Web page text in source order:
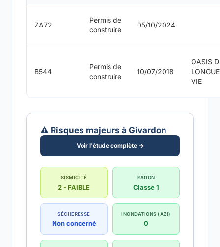
ZA72
Permis de
construire
05/10/2024
B544
Permis de
construire
10/07/2018
OASIS
LONGUE
VIE
⚠️ Risques majeurs à Givardon
Voir l'étude complète →
SISMICITÉ
2 - FAIBLE
RADON
Classe 1
SÉCHERESSE
Non concerné
INONDATIONS (AZI)
0